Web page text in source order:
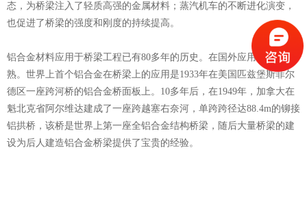
态，为桥梁注入了轻质高强的金属材料；蒸汽机车的不断进化演变，
也促进了桥梁的强度和刚度的持续提高。
铝合金材料应用于桥梁工程已有80多年的历史。在国外应用相对成
熟。世界上首个铝合金在桥梁上的应用是1933年在美国匹兹堡斯菲尔
德区一座跨河桥的铝合金桥面板上。10多年后，在1949年，加拿大在
魁北克省阿尔维达建成了一座跨越塞右奈河，单跨跨径达88.4m的铆接
铝拱桥，该桥是世界上第一座全铝合金结构桥梁，随后大量桥梁的建
设为后人建造铝合金桥梁提供了宝贵的经验。